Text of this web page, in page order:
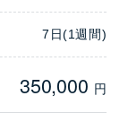
7日(1週間)
350,000 円